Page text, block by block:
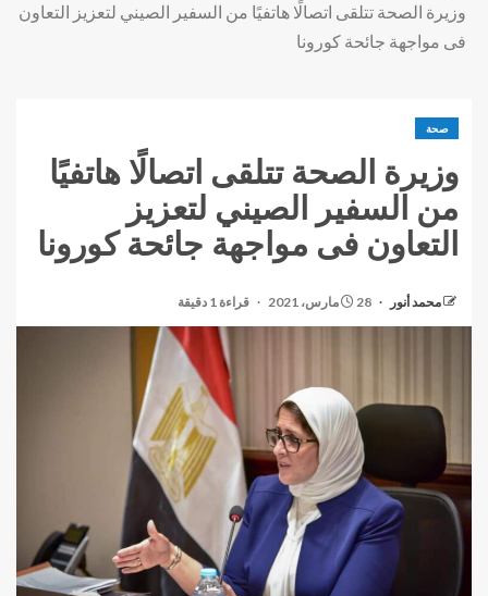
وزيرة الصحة تتلقى اتصالًا هاتفيًا من السفير الصيني لتعزيز التعاون
فى مواجهة جائحة كورونا
صحة
وزيرة الصحة تتلقى اتصالًا هاتفيًا
من السفير الصيني لتعزيز
التعاون فى مواجهة جائحة كورونا
محمد أنور 28 مارس، 2021 قراءة 1 دقيقة